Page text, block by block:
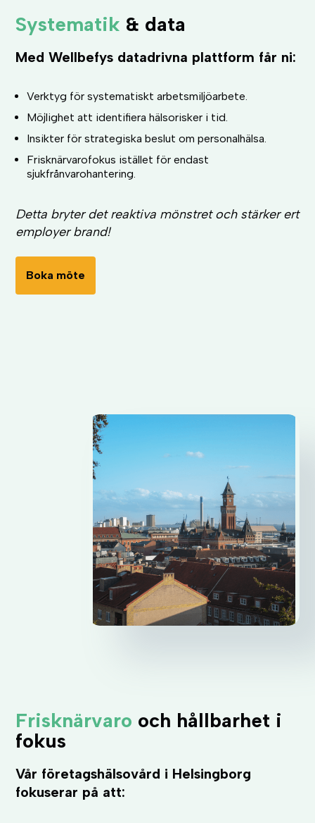
Systematik & data
Med Wellbefys datadrivna plattform får ni:
Verktyg för systematiskt arbetsmiljöarbete.
Möjlighet att identifiera hälsorisker i tid.
Insikter för strategiska beslut om personalhälsa.
Frisknärvarofokus istället för endast
sjukfrånvarohantering.
Detta bryter det reaktiva mönstret och stärker ert
employer brand!
Boka möte
Frisknärvaro och hållbarhet i
fokus
Vår företagshälsovård i Helsingborg
fokuserar på att: